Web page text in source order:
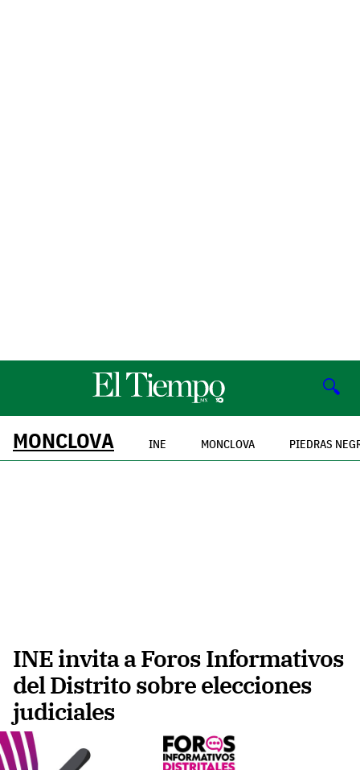
🔍
MONCLOVA INE MONCLOVA PIEDRAS
INE invita a Foros Informativos
del Distrito sobre elecciones
judiciales